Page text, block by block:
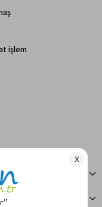
işlem